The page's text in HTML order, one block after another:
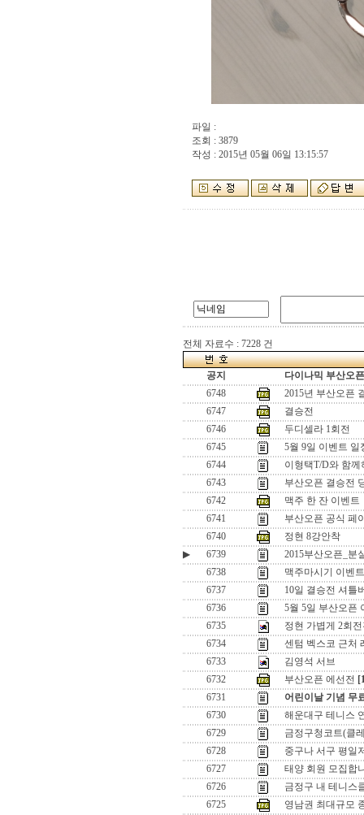
파일 :
조회 : 3879
작성 : 2015년 05월 06일 13:15:57
전체 자료수 : 7228 건
공지
다이나믹 부산오
6748
2015년 부산오픈
6747
결승전
6746
두디셀라 1회전
6745
5월 9일 이벤트 일
6744
이형택T/D와 함
6743
부산오픈 결승전
6742
맥주 한 잔 이벤트
6741
부산오픈 공식 페
6740
정현 8강안착
▶
6739
2015부산오픈_분
6738
맥주마시기 이벤트
6737
10일 결승전 셔틀
6736
5월 5일 부산오픈
6735
정현 가볍게 2회
6734
센텀 벡스코 근처
6733
김영석 서브
6732
부산오픈 에선전
6731
어린이날 기념 무
6730
해운대구 테니스
6729
금정구청코트(클
6728
중구나 서구 평일
6727
태양 회원 모집합
6726
금정구 내 테니스
6725
영남권 최대규모